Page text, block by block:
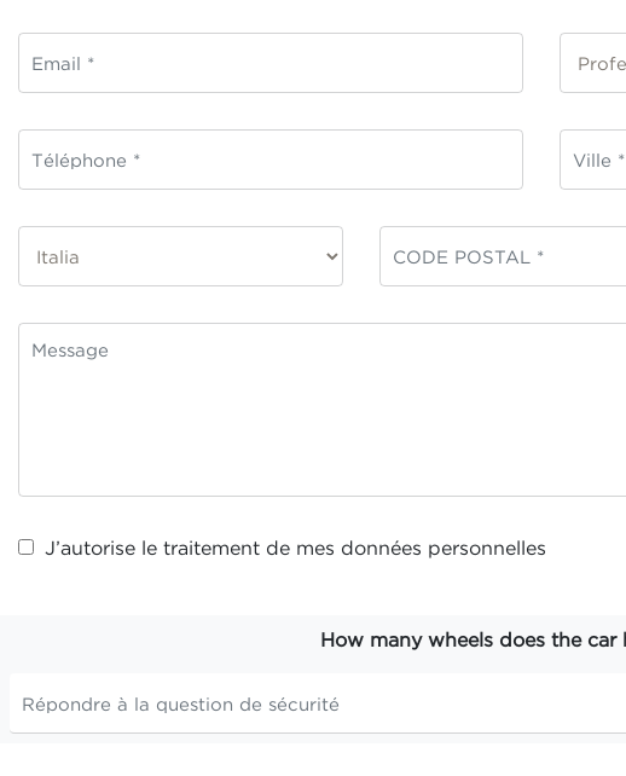
J’autorise le traitement de mes données personnelles
How many wheels does the car